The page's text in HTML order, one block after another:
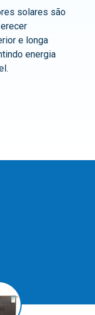
solares são
e longa
energia